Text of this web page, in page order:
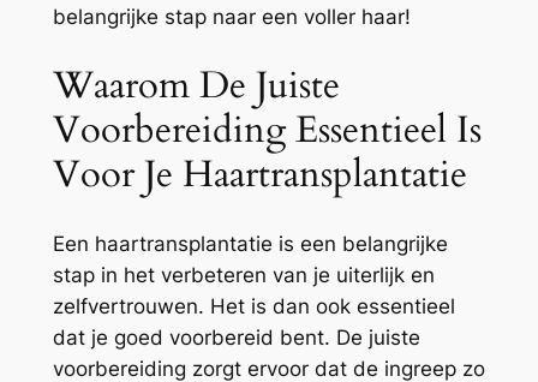
belangrijke stap naar een voller haar!
Waarom De Juiste
Voorbereiding Essentieel Is
Voor Je Haartransplantatie
Een haartransplantatie is een belangrijke
stap in het verbeteren van je uiterlijk en
zelfvertrouwen. Het is dan ook essentieel
dat je goed voorbereid bent. De juiste
voorbereiding zorgt ervoor dat de ingreep zo